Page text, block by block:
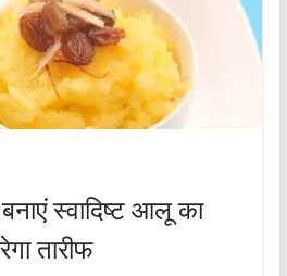
स्वादिष्ट आलू का
तारीफ